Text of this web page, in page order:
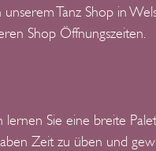
Tanz Shop in
Shop Öffnungszeiten.
lernen Sie eine breite
Zeit zu üben und